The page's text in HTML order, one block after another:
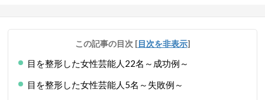
この記事の目次 [目次を非表示]
目を整形した女性芸能人22名～成功例～
目を整形した女性芸能人5名～失敗例～